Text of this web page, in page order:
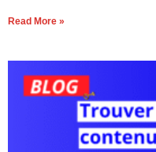
Read More »